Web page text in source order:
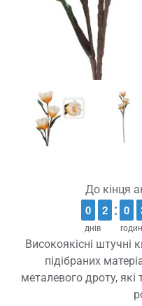
До кінця
днів
9
9
0
0 1
1
2
2
годин
9
9
0
0
Високоякісні штучні
підібраних
металевого дроту,